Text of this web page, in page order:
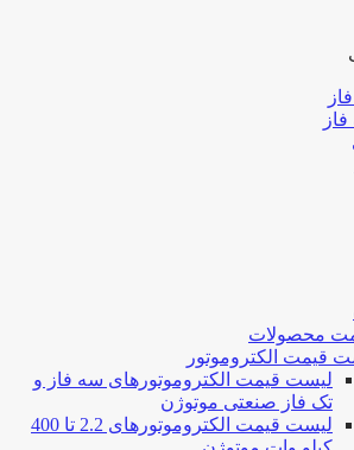
محصولات
قیمت الکتروموتور
لیست قیمت الکتروموتورهای سه فاز و
تک فاز صنعتی موتوژن
لیست قیمت الکتروموتورهای 2.2 تا 400